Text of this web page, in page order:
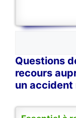
Questions
recours
un accident